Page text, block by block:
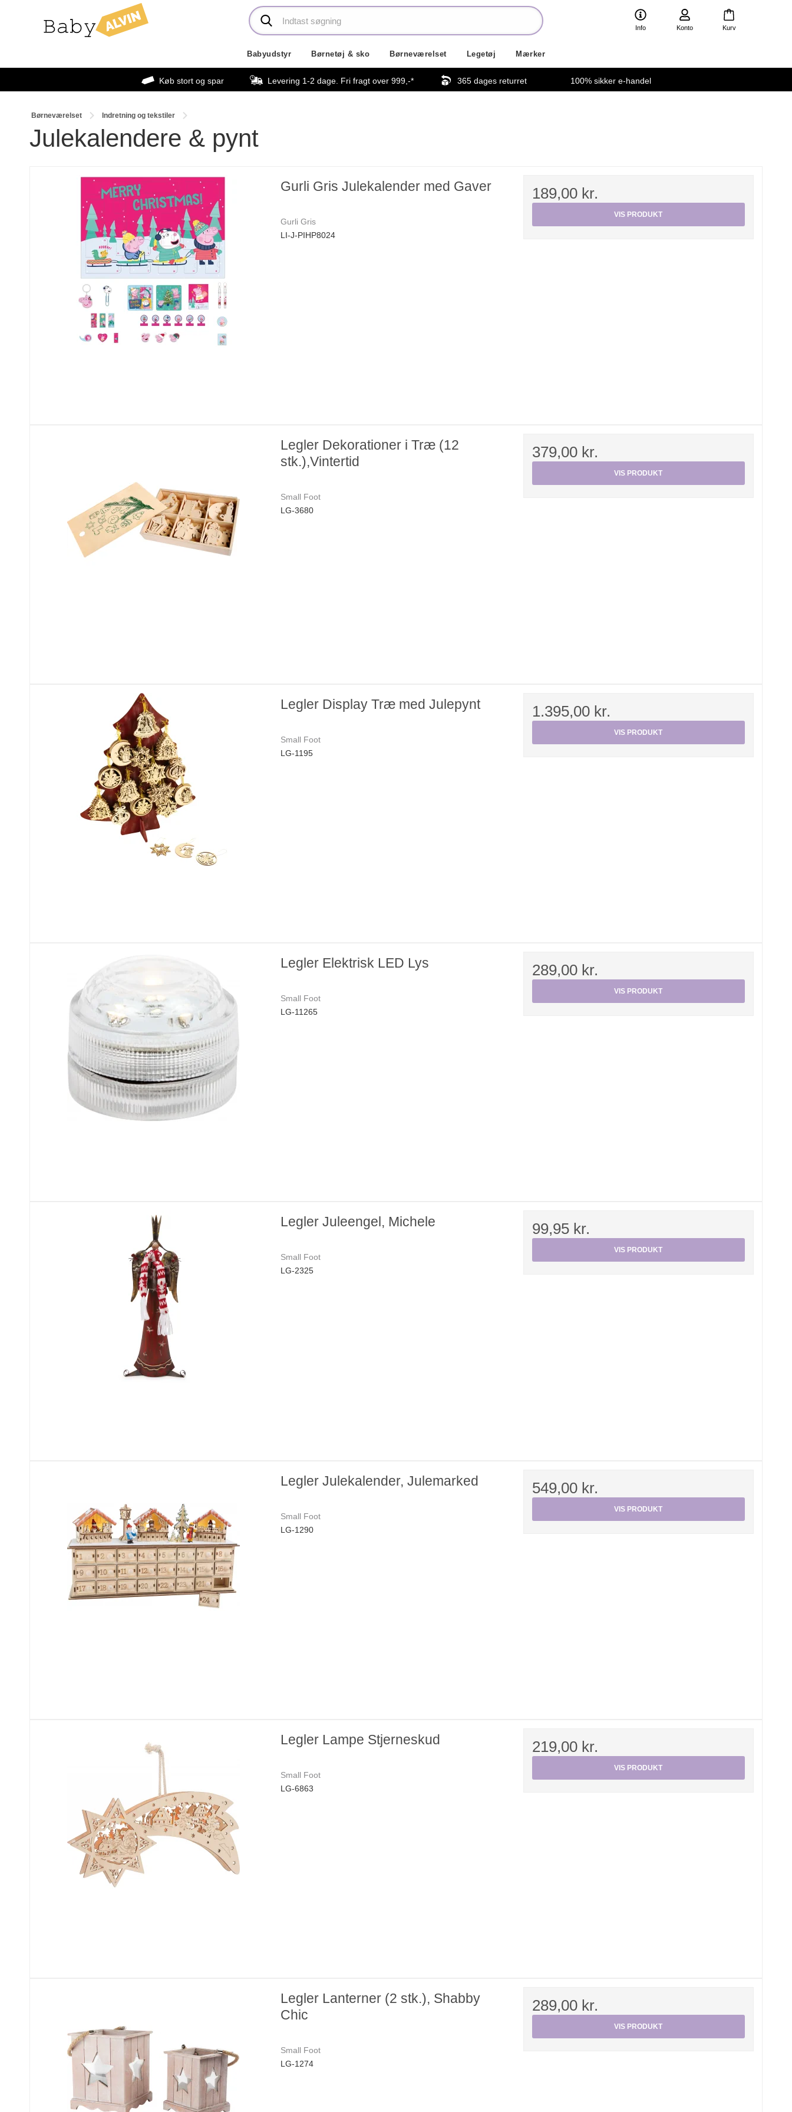
Info Konto Kurv
Babyudstyr Børnetøj & sko Børneværelset Legetøj Mærker
Køb stort og spar Levering 1-2 dage. Fri fragt over 999,-* 365 dages returret 100% sikker e-handel
Børneværelset Indretning og tekstiler
Julekalendere & pynt
Gurli Gris Julekalender med Gaver
Gurli Gris
LI-J-PIHP8024
189,00 kr.
VIS PRODUKT
Legler Dekorationer i Træ (12
stk.),Vintertid
Small Foot
LG-3680
379,00 kr.
VIS PRODUKT
Legler Display Træ med Julepynt
Small Foot
LG-1195
1.395,00 kr.
VIS PRODUKT
Legler Elektrisk LED Lys
Small Foot
LG-11265
289,00 kr.
VIS PRODUKT
Legler Juleengel, Michele
Small Foot
LG-2325
99,95 kr.
VIS PRODUKT
Legler Julekalender, Julemarked
Small Foot
LG-1290
549,00 kr.
VIS PRODUKT
Legler Lampe Stjerneskud
Small Foot
LG-6863
219,00 kr.
VIS PRODUKT
Legler Lanterner (2 stk.), Shabby
Chic
Small Foot
LG-1274
289,00 kr.
VIS PRODUKT